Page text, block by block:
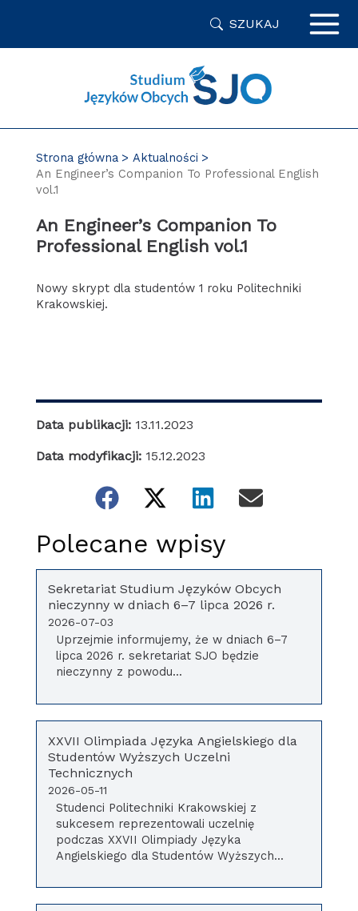
SZUKAJ
Strona główna
Aktualności
An Engineer’s Companion To Professional English
vol.1
An Engineer’s Companion To
Professional English vol.1
Nowy skrypt dla studentów 1 roku Politechniki
Krakowskiej.
Data publikacji: 13.11.2023
Data modyfikacji: 15.12.2023
Polecane wpisy
Sekretariat Studium Języków Obcych
nieczynny w dniach 6–7 lipca 2026 r.
2026-07-03
Uprzejmie informujemy, że w dniach 6–7
lipca 2026 r. sekretariat SJO będzie
nieczynny z powodu...
XXVII Olimpiada Języka Angielskiego dla
Studentów Wyższych Uczelni
Technicznych
2026-05-11
Studenci Politechniki Krakowskiej z
sukcesem reprezentowali uczelnię
podczas XXVII Olimpiady Języka
Angielskiego dla Studentów Wyższych...